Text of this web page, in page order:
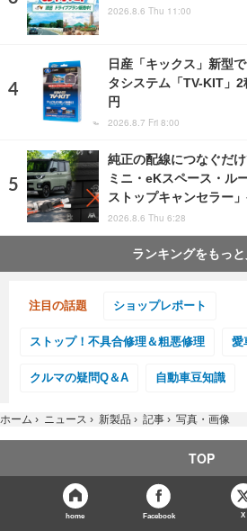
2026.8.6 Thu 11:00
日産「キックス」新型
タシステム「TV-KIT」
円
2026.8.7 Fri 8:00
純正の配線につなぐだ
ミニ・eKスペース・ル
ストップキャンセラー
2026.8.6 Thu 6:28
ランキングをもっ
注目の話題 ショップレポート
ストップ！不具合修理＆粗悪修理 愛
クルマの疑問Q＆A 自動車豆知識
ホーム › ニュース › 新製品 › 記事 › 写真・画像
TOP
home Facebook X